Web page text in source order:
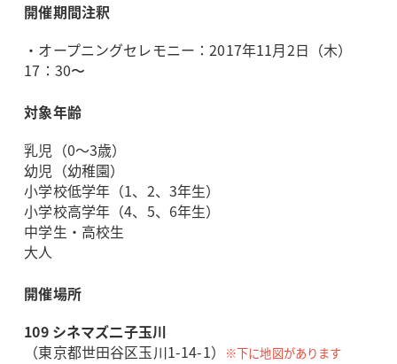
開催期間注釈
・オープニングセレモニー：2017年11月2日（木）
17：30〜
対象年齢
乳児（0～3歳）
幼児（幼稚園）
小学校低学年（1、2、3年生）
小学校高学年（4、5、6年生）
中学生・高校生
大人
開催場所
109 シネマズ二子玉川
（東京都世田谷区玉川1-14-1）
※下に地図があります